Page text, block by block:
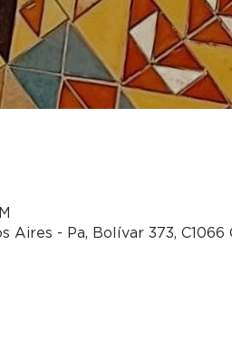
Aires - Pa, Bolívar 373,